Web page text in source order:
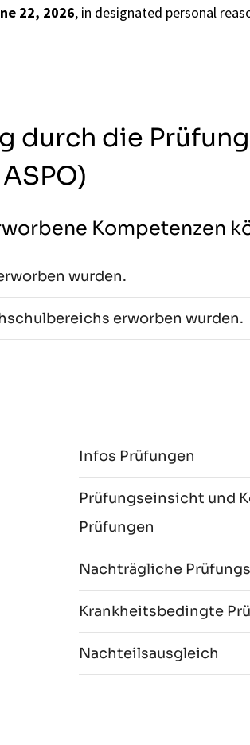
22, 2026, in designated personal
durch die
Kompetenzen
wurden.
erworben wurden.
Infos Prüfungen
Prüfungseinsicht und
Prüfungen
Nachträgliche
Krankheitsbedingte
Nachteilsausgleich